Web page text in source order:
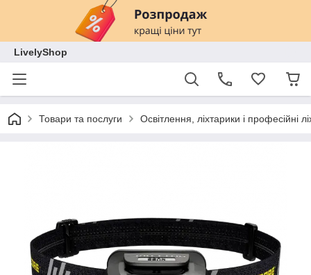
LivelyShop
Товари та послуги Освітлення, ліхтарики і професійні